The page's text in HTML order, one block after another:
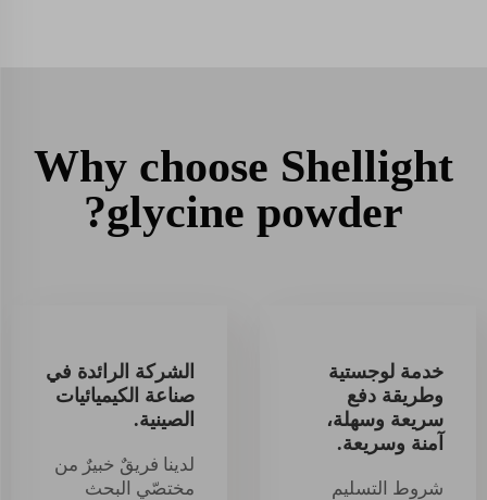
Why choose Shellight
glycine powder?
خدمة لوجستية
وطريقة دفع
سريعة وسهلة،
آمنة وسريعة.
شروط التسليم
الشركة الرائدة في
صناعة الكيميائيات
الصينية.
لدينا فريقٌ خبيرٌ من
مختصّي البحث